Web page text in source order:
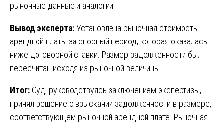
рыночные данные и аналогии.
Вывод эксперта:Установлена рыночная стоимость
арендной платы за спорный период, которая оказалась
ниже договорной ставки. Размер задолженности был
пересчитан исходя из рыночной величины.
Итог: Суд, руководствуясь заключением экспертизы,
принял решение о взыскании задолженности в размере,
соответствующем рыночной арендной плате. Рыночная